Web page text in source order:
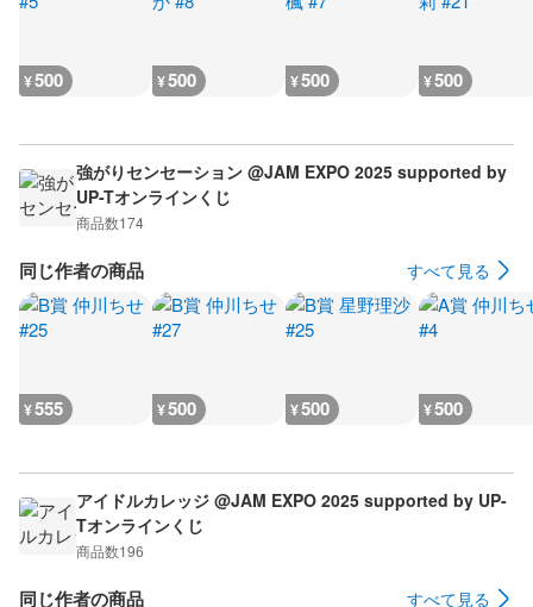
¥500 ¥500 ¥500 ¥500
強がりセンセーション @JAM EXPO 2025 supported by
UP-Tオンラインくじ
商品数174
同じ作者の商品 すべて見る
¥555 ¥500 ¥500 ¥500
アイドルカレッジ @JAM EXPO 2025 supported by UP-
Tオンラインくじ
商品数196
同じ作者の商品 すべて見る